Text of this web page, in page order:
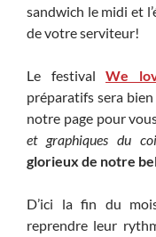
sandwich le midi et
de votre serviteur!
Le festival We
préparatifs sera
notre page pour
et graphiques du
glorieux de notre
D’ici la fin du
reprendre leur